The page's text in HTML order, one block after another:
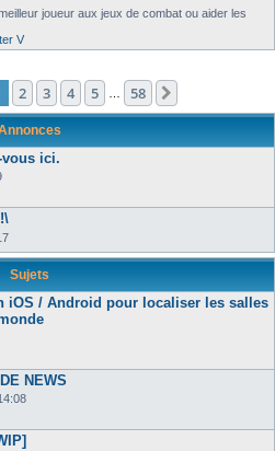
joueur aux jeux de combat ou aider les
V
1sur58
2 3 4 5 58
vous ici.
Sujets
iOS / Android pour localiser les salles
NEWS